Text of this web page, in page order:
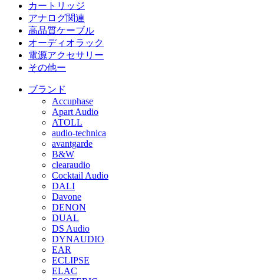
カートリッジ
アナログ関連
高品質ケーブル
オーディオラック
電源アクセサリー
その他ー
ブランド
Accuphase
Apart Audio
ATOLL
audio-technica
avantgarde
B&W
clearaudio
Cocktail Audio
DALI
Davone
DENON
DUAL
DS Audio
DYNAUDIO
EAR
ECLIPSE
ELAC